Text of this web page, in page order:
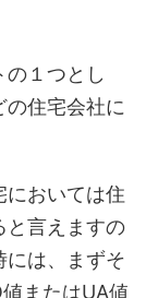
１つとし
住宅会社に
においては住
と言えますの
には、まずそ
またはUA値